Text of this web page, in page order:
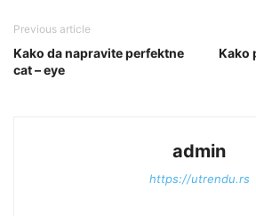
Previous article
Kako da napravite perfektne
cat – eye
Kako
admin
https://utrendu.rs